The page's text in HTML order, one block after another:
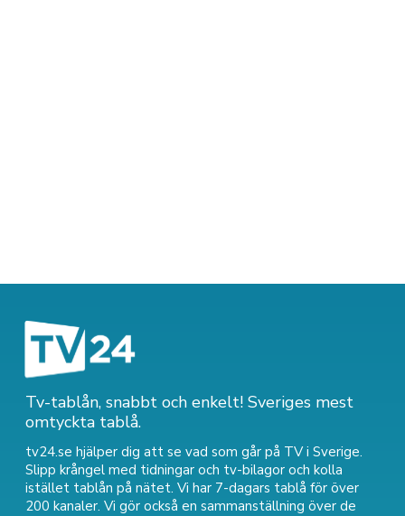
Tv-tablån, snabbt och enkelt! Sveriges mest
omtyckta tablå.
tv24.se hjälper dig att se vad som går på TV i Sverige.
Slipp krångel med tidningar och tv-bilagor och kolla
istället tablån på nätet. Vi har 7-dagars tablå för över
200 kanaler. Vi gör också en sammanställning över de